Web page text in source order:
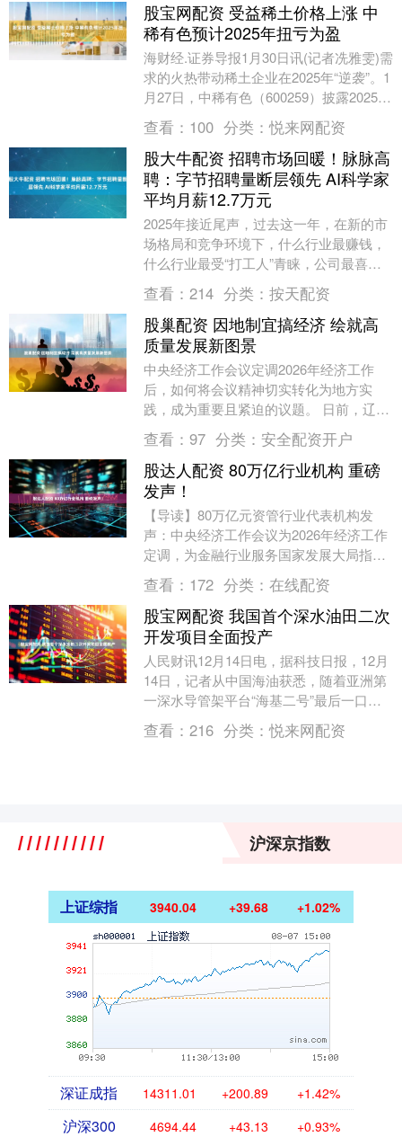
股宝网配资 受益稀土价格上涨 中
稀有色预计2025年扭亏为盈
海财经.证券导报1月30日讯(记者冼雅雯)需
求的火热带动稀土企业在2025年“逆袭”。1
月27日，中稀有色（600259）披露2025年
度业绩预告，公司预计20....
查看： 100 分类：悦来网配资
股大牛配资 招聘市场回暖！脉脉高
聘：字节招聘量断层领先 AI科学家
平均月薪12.7万元
2025年接近尾声，过去这一年，在新的市
场格局和竞争环境下，什么行业最赚钱，
什么行业最受“打工人”青睐，公司最喜欢
什么类型的员工？ 12月12日，职场社交平
台脉....
查看： 214 分类： 按天配资
股巢配资 因地制宜搞经济 绘就高
质量发展新图景
中央经济工作会议定调2026年经济工作
后，如何将会议精神切实转化为地方实
践，成为重要且紧迫的议题。 日前，辽
宁、湖南、山东、山西、上海等省(市)党
委、政府主要负....
查看： 97 分类： 安全配资开户
股达人配资 80万亿行业机构 重磅
发声！
【导读】80万亿元资管行业代表机构发
声：中央经济工作会议为2026年经济工作
定调，为金融行业服务国家发展大局指明
方向 中央经济工作会议12月10日至11日在
北京....
查看： 172 分类： 在线配资
股宝网配资 我国首个深水油田二次
开发项目全面投产
人民财讯12月14日电，据科技日报，12月
14日，记者从中国海油获悉，随着亚洲第
一深水导管架平台“海基二号”最后一口生
产井投用，我国首个深水油田——流花油
田二次....
查看： 216 分类：悦来网配资
沪深京指数
上证综指 3940.04 +39.68 +1.02%
深证成指 14311.01 +200.89 +1.42%
沪深300 4694.44 +43.13 +0.93%